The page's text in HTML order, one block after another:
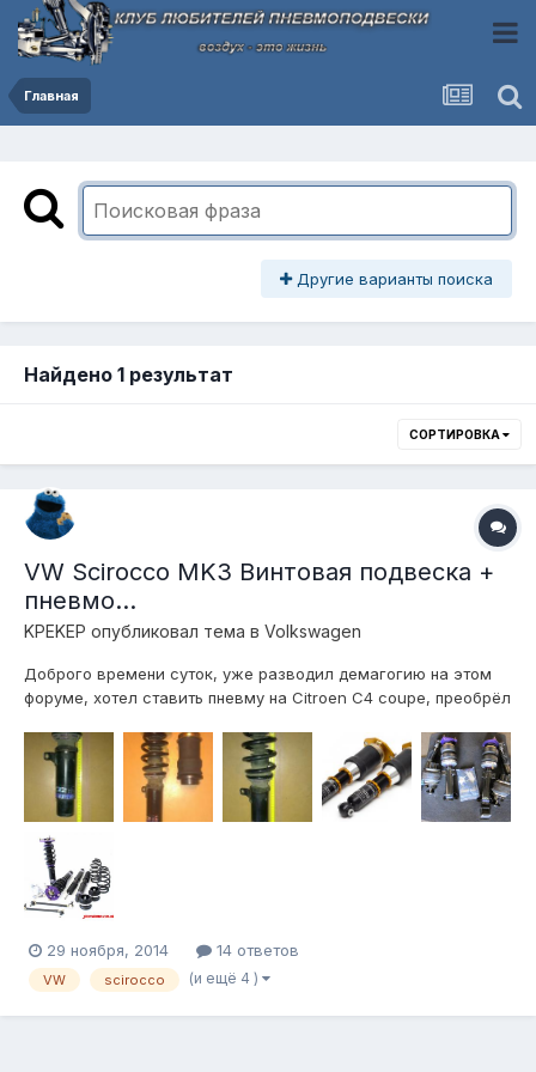
Главная
Другие варианты поиска
Найдено 1 результат
СОРТИРОВКА
VW Scirocco MK3 Винтовая подвеска +
пневмо...
KPEKEP опубликовал тема в Volkswagen
Доброго времени суток, уже разводил демагогию на этом
форуме, хотел ставить пневму на Citroen C4 coupe, преобрёл
выгодно продался (и кто то меня даже минусанул за это ) и
выгодно купился новый автомобиль, с которым я хочу
продолжить эту темати...
29 ноября, 2014 14 ответов
VW scirocco (и ещё 4 )